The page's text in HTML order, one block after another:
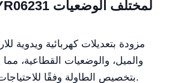
والميل، والوضعيات القطاعية،
بتخصيص الطاولة وفقًا للاحتياجات المحددة لكل إجراء.